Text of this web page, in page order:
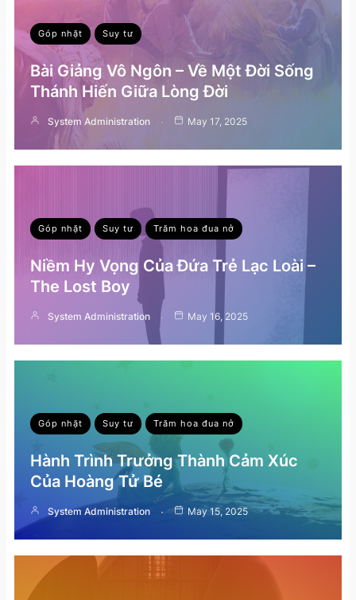
Góp nhặt Suy tư
Bài Giảng Vô Ngôn – Về Một Đời Sống
Thánh Hiến Giữa Lòng Đời
System Administration May 17, 2025
Góp nhặt Suy tư Trăm hoa đua nở
Niềm Hy Vọng Của Đứa Trẻ Lạc Loài –
The Lost Boy
System Administration May 16, 2025
Góp nhặt Suy tư Trăm hoa đua nở
Hành Trình Trưởng Thành Cảm Xúc
Của Hoàng Tử Bé
System Administration May 15, 2025